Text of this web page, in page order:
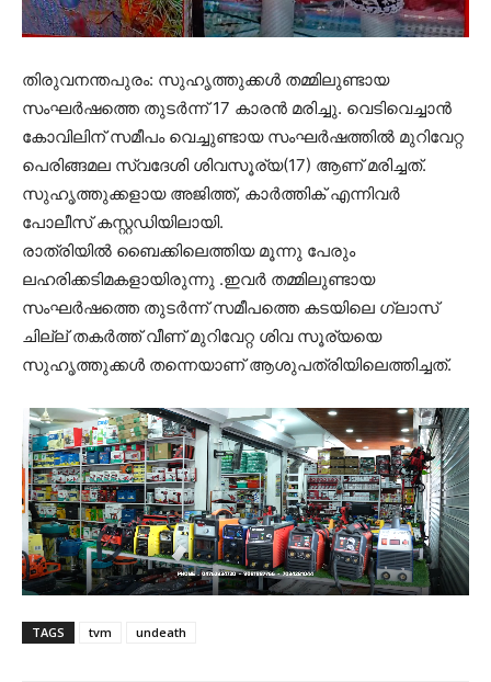
തിരുവനന്തപുരം: സുഹൃത്തുക്കൾ തമ്മിലുണ്ടായ
സംഘർഷത്തെ തുടർന്ന് 17 കാരൻ മരിച്ചു. വെടിവെച്ചാൻ
കോവിലിന് സമീപം വെച്ചുണ്ടായ സംഘർഷത്തിൽ മുറിവേറ്റ
പെരിങ്ങമല സ്വദേശി ശിവസൂര്യ(17) ആണ് മരിച്ചത്.
സുഹൃത്തുക്കളായ അജിത്ത്, കാർത്തിക് എന്നിവർ
പോലീസ് കസ്റ്റഡിയിലായി.
രാത്രിയിൽ ബൈക്കിലെത്തിയ മൂന്നു പേരും
ലഹരിക്കടിമകളായിരുന്നു .ഇവർ തമ്മിലുണ്ടായ
സംഘർഷത്തെ തുടർന്ന് സമീപത്തെ കടയിലെ ഗ്ലാസ്
ചില്ല് തകർത്ത് വീണ് മുറിവേറ്റ ശിവ സൂര്യയെ
സുഹൃത്തുക്കൾ തന്നെയാണ് ആശുപത്രിയിലെത്തിച്ചത്.
TAGS tvm undeath